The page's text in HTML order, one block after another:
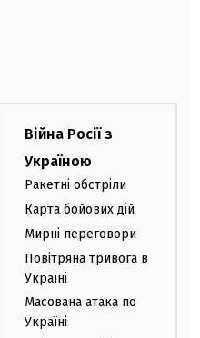
Війна Росії з
Україною
Ракетні обстріли
Карта бойових дій
Мирні переговори
Повітряна тривога в
Україні
Масована атака по
Україні